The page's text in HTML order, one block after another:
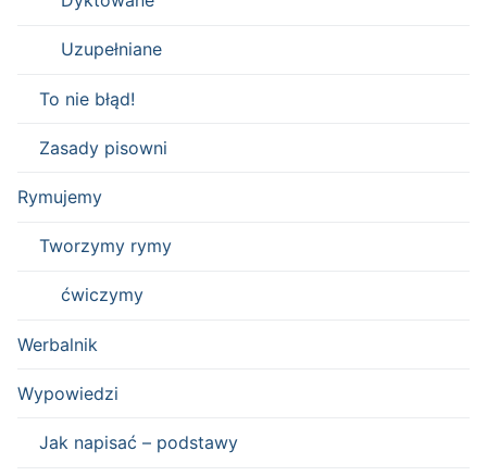
Uzupełniane
To nie błąd!
Zasady pisowni
Rymujemy
Tworzymy rymy
ćwiczymy
Werbalnik
Wypowiedzi
Jak napisać – podstawy